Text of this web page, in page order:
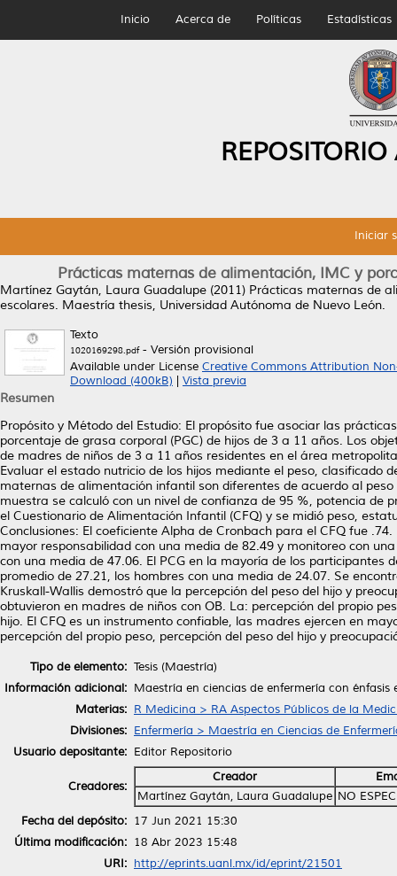
Inicio Acerca de Políticas Estadísticas
Iniciar
Prácticas maternas de alimentación, IMC y
Martínez Gaytán, Laura Guadalupe (2011) Prácticas maternas de
escolares. Maestría thesis, Universidad Autónoma de Nuevo León.
Texto
1020169298.pdf- Versión provisional
Available under License Creative Commons Attribution
Download (400kB)
Vista previa
Resumen
Propósito y Método del Estudio: El propósito fue asociar las
porcentaje de grasa corporal (PGC) de hijos de 3 a 11 años. Los
de madres de niños de 3 a 11 años residentes en el área
Evaluar el estado nutricio de los hijos mediante el peso, clasificado
maternas de alimentación infantil son diferentes de acuerdo al
muestra se calculó con un nivel de confianza de 95 %, potencia de
el Cuestionario de Alimentación Infantil (CFQ) y se midió peso,
Conclusiones: El coeficiente Alpha de Cronbach para el CFQ fue
mayor responsabilidad con una media de 82.49 y monitoreo con
con una media de 47.06. El PCG en la mayoría de los
promedio de 27.21, los hombres con una media de 24.07. Se
Kruskall-Wallis demostró que la percepción del peso del hijo y
obtuvieron en madres de niños con OB. La: percepción del propio
hijo. El CFQ es un instrumento confiable, las madres ejercen en
percepción del propio peso, percepción del peso del hijo y
Tipo de elemento: Tesis (Maestría)
Información adicional: Maestría en ciencias de enfermería con
Materias: R Medicina > RA Aspectos Públicos de la
Divisiones: Enfermería > Maestría en Ciencias de
Usuario depositante: Editor Repositorio
Creadores:
Creador
Martínez Gaytán, Laura Guadalupe NO
Fecha del depósito: 17 Jun 2021 15:30
Última modificación: 18 Abr 2023 15:48
URI: http://eprints.uanl.mx/id/eprint/21501